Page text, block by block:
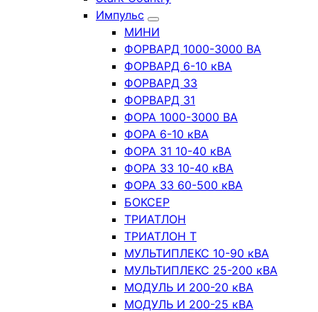
Импульс
МИНИ
ФОРВАРД 1000-3000 ВА
ФОРВАРД 6-10 кВА
ФОРВАРД 33
ФОРВАРД 31
ФОРА 1000-3000 ВА
ФОРА 6-10 кВА
ФОРА 31 10-40 кВА
ФОРА 33 10-40 кВА
ФОРА 33 60-500 кВА
БОКСЕР
ТРИАТЛОН
ТРИАТЛОН Т
МУЛЬТИПЛЕКС 10-90 кВА
МУЛЬТИПЛЕКС 25-200 кВА
МОДУЛЬ И 200-20 кВА
МОДУЛЬ И 200-25 кВА